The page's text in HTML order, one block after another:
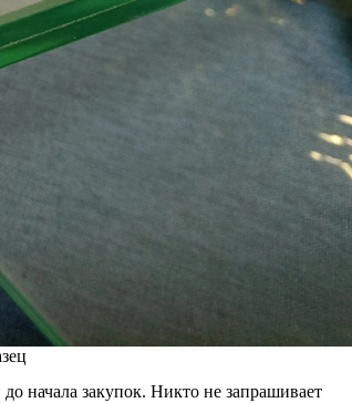
начала закупок. Никто не запрашивает